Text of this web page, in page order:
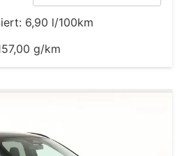
6,90 l/100km
g/km